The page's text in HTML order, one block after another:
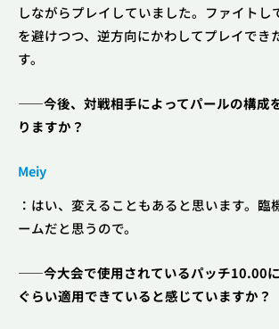
しながらプレイしていました。ファイトし
を避けつつ、逆方向にかわしてプレイでき
す。
――今後、対戦相手によってパールの構成
りますか？
Meiy
：はい、変えることもあると思います。臨
ームだと思うので。
――今大会で使用されているパッチ10.00
ぐらい適用できていると感じていますか？